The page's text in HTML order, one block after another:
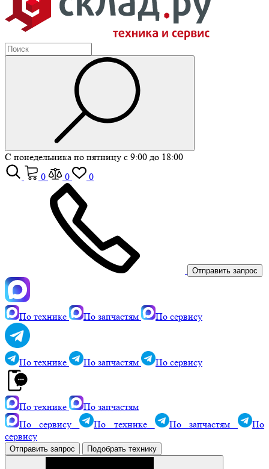
С понедельника по пятницу с 9:00 до 18:00
0
0 0
Отправить запрос
По технике По запчастям По сервису
По технике По запчастям По сервису
По технике
По запчастям
По сервису
По технике По запчастям
По
сервису
Отправить запрос Подобрать технику